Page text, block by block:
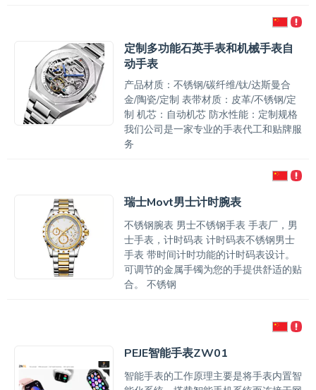
定制多功能石英手表和机械手表自
动手表
产品材质：不锈钢/碳纤维/钛/达斯曼合
金/陶瓷/定制 表带材质：皮革/不锈钢/定
制 机芯：自动机芯 防水性能：定制规格
我们公司是一家专业的手表代工和贴牌服
务
瑞士Movt男士计时腕表
不锈钢腕表 男士不锈钢手表 手表厂，男
士手表，计时码表 计时码表不锈钢男士
手表 带时间计时功能的计时码表设计。
可调节的金属手镯为您的手提供舒适的贴
合。 不锈钢
PEJE智能手表ZW01
智能手表的工作原理主要是将手表内置智